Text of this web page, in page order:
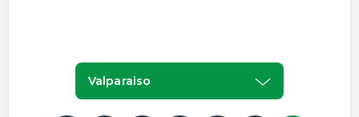
Valparaiso